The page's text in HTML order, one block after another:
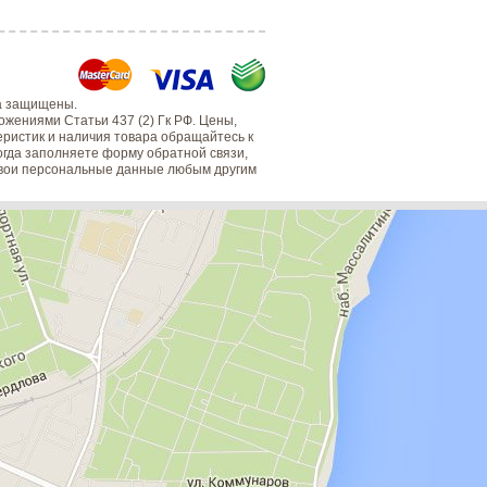
защищены.
Статьи 437 (2) Гк РФ. Цены,
и наличия товара обращайтесь к
заполняете форму обратной связи,
персональные данные любым другим